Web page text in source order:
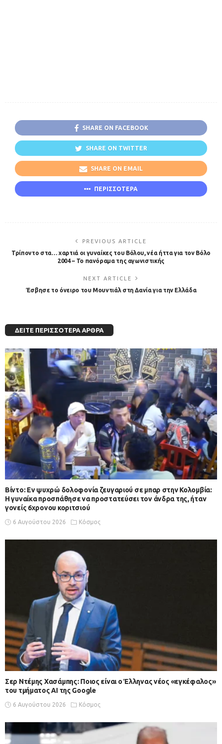
SHARE ON FACEBOOK
SHARE ON TWITTER
SHARE ON EMAIL
ΠΕΡΙΣΣΟΤΕΡΑ
PREVIOUS ARTICLE
Τρίποντο στα… χαρτιά οι γυναίκες του Βόλου, νέα ήττα για τον Βόλο
2004 – Το πανόραμα της αγωνιστικής
NEXT ARTICLE
Έσβησε το όνειρο του Μουντιάλ στη Δανία για την Ελλάδα
ΔΕΊΤΕ ΠΕΡΙΣΣΌΤΕΡΑ ΆΡΘΡΑ
Βίντο: Εν ψυχρώ δολοφονία ζευγαριού σε μπαρ στην Κολομβία:
Η γυναίκα προσπάθησε να προστατεύσει τον άνδρα της, ήταν
γονείς 6χρονου κοριτσιού
6 Αυγούστου 2026 Κόσμος
Σερ Ντέμης Χασάμπης: Ποιος είναι ο Έλληνας νέος «εγκέφαλος»
του τμήματος AI της Google
6 Αυγούστου 2026 Κόσμος